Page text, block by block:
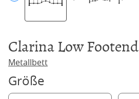
Clarina Low Footend
Metallbett
Größe